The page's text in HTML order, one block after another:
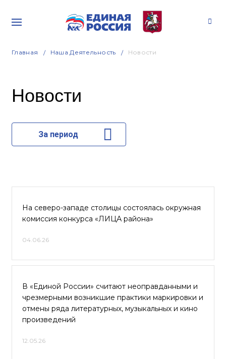
Главная Наша Деятельность Новости
Новости
За период
На северо-западе столицы состоялась окружная
комиссия конкурса «ЛИЦА района»
04.06.26
В «Единой России» считают неоправданными и
чрезмерными возникшие практики маркировки и
отмены ряда литературных, музыкальных и кино
произведений
12.05.26